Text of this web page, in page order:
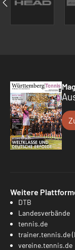
Weitere
DTB
Landesverbände
tennis.de
trainer.tennis.de
vereine.tennis.de